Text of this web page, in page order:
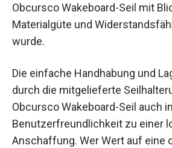
Obcursco Wakeboard-Seil mit
Materialgüte und
wurde.
Die einfache Handhabung und
durch die mitgelieferte
Obcursco Wakeboard-Seil auch
Benutzerfreundlichkeit zu einer
Anschaffung. Wer Wert auf eine